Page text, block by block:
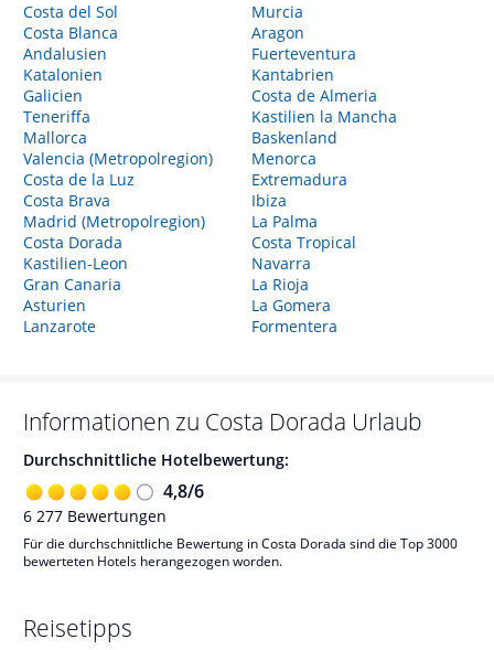
Costa del Sol
Costa Blanca
Andalusien
Katalonien
Galicien
Teneriffa
Mallorca
Valencia (Metropolregion)
Costa de la Luz
Costa Brava
Madrid (Metropolregion)
Costa Dorada
Kastilien-Leon
Gran Canaria
Asturien
Lanzarote
Murcia
Aragon
Fuerteventura
Kantabrien
Costa de Almeria
Kastilien la Mancha
Baskenland
Menorca
Extremadura
Ibiza
La Palma
Costa Tropical
Navarra
La Rioja
La Gomera
Formentera
Informationen zu Costa Dorada Urlaub
Durchschnittliche Hotelbewertung:
4,8/6
6 277 Bewertungen
Für die durchschnittliche Bewertung in Costa Dorada sind die Top 3000
bewerteten Hotels herangezogen worden.
Reisetipps